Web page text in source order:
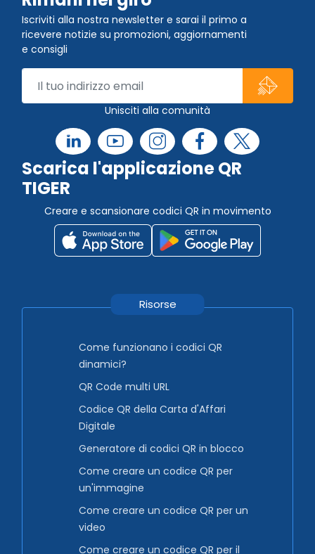
Iscriviti alla nostra newsletter e sarai il primo a
ricevere notizie su promozioni, aggiornamenti
e consigli
Unisciti alla comunità
Scarica l'applicazione QR
TIGER
Creare e scansionare codici QR in movimento
Risorse
Come funzionano i codici QR
dinamici?
QR Code multi URL
Codice QR della Carta d'Affari
Digitale
Generatore di codici QR in blocco
Come creare un codice QR per
un'immagine
Come creare un codice QR per un
video
Come creare un codice QR per il